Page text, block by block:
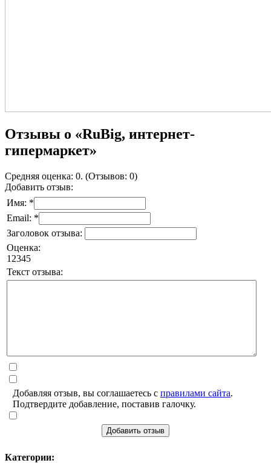
Отзывы о «RuBig, интернет-
гипермаркет»
Средняя оценка: 0. (Отзывов: 0)
Добавить отзыв:
Имя: *
Email: *
Заголовок отзыва:
Оценка:
1 2345
Текст отзыва:
Добавляя отзыв, вы соглашаетесь с правилами сайта.
Подтвердите добавление, поставив галочку.
Добавить отзыв
Категории: